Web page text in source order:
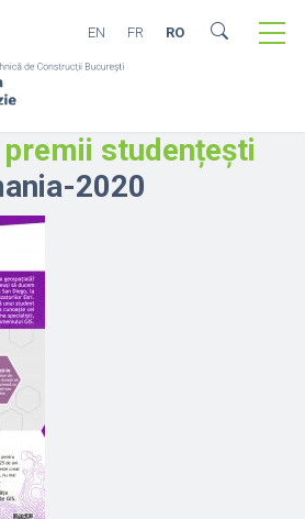
EN FR RO
studențești
2020